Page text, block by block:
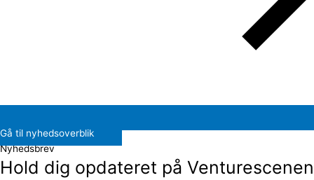
Gå til nyhedsoverblik
Nyhedsbrev
Hold dig opdateret på Venturescenen